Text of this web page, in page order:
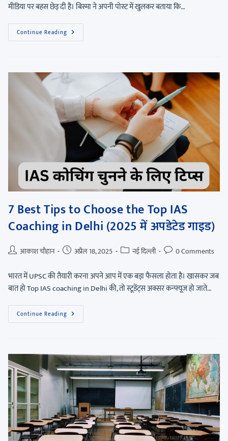
मीडिया पर बहस छेड़ दी है। बिस्मा ने अपनी पोस्ट में खुलकर बताया कि…
Continue Reading
7 Best Tips to Choose the Top IAS
Coaching in Delhi (2025 में अपडेटेड गाइड)
आकाश चौहान अप्रैल 18, 2025 नई दिल्ली 0 Comments
भारत में UPSC की तैयारी करना अपने आप में एक बड़ा फैसला होता है। खासकर जब
बात हो Top IAS coaching in Delhi की, तो स्टूडेंट्स अक्सर कन्फ्यूज हो जाते…
Continue Reading